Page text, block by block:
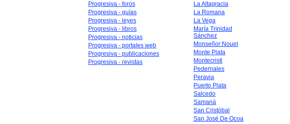
Progresiva - foros
Progresiva - guías
Progresiva - leyes
Progresiva - libros
Progresiva - noticias
Progresiva - portales web
Progresiva - publicaciones
Progresiva - revistas
La Altagracia
La Romana
La Vega
María Trinidad
Sánchez
Monseñor Nouel
Monte Plata
Montecristi
Pedernales
Peravia
Puerto Plata
Salcedo
Samaná
San Cristóbal
San José De Ocoa